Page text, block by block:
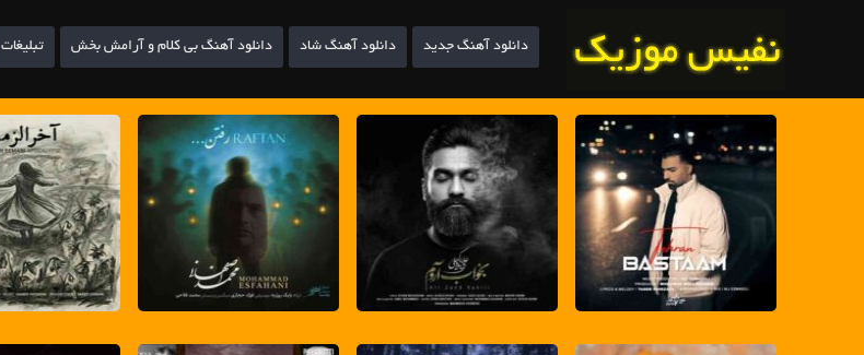
دانلود آهنگ جدید دانلود آهنگ شاد دانلود آهنگ بی کلام و آرامش بخش تبلیغات